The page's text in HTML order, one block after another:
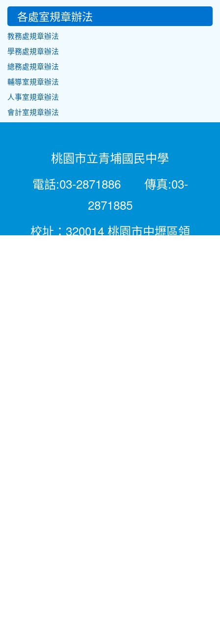
各處室規章辦法
教務處規章辦法
學務處規章辦法
總務處規章辦法
輔導室規章辦法
人事室規章辦法
會計室規章辦法
桃園市立青埔國民中學
電話:03-2871886 傳真:03-
2871885
校址：320014 桃園市中壢區領